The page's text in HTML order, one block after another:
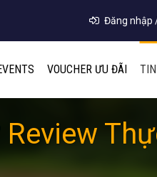
Đăng nhập
VOUCHER ƯU ĐÃI